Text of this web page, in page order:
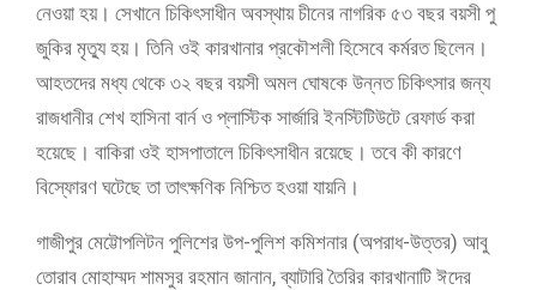
নেওয়া হয়। সেখানে চিকিৎসাধীন অবস্থায় চীনের নাগরিক ৫৩ বছর বয়সী পু
জুকির মৃত্যু হয়। তিনি ওই কারখানার প্রকৌশলী হিসেবে কর্মরত ছিলেন।
আহতদের মধ্য থেকে ৩২ বছর বয়সী অমল ঘোষকে উন্নত চিকিৎসার জন্য
রাজধানীর শেখ হাসিনা বার্ন ও প্লাস্টিক সার্জারি ইনস্টিটিউটে রেফার্ড করা
হয়েছে। বাকিরা ওই হাসপাতালে চিকিৎসাধীন রয়েছে। তবে কী কারণে
বিস্ফোরণ ঘটেছে তা তাৎক্ষণিক নিশ্চিত হওয়া যায়নি।
গাজীপুর মেট্টোপলিটন পুলিশের উপ-পুলিশ কমিশনার (অপরাধ-উত্তর) আবু
তোরাব মোহাম্মদ শামসুর রহমান জানান, ব্যাটারি তৈরির কারখানাটি ঈদের